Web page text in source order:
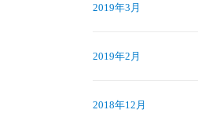
2019年3月
2019年2月
2018年12月